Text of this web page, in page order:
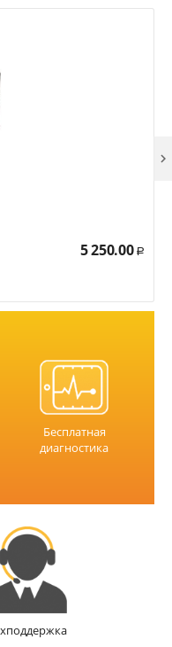
5 250.00 Р

Бесплатная
диагностика